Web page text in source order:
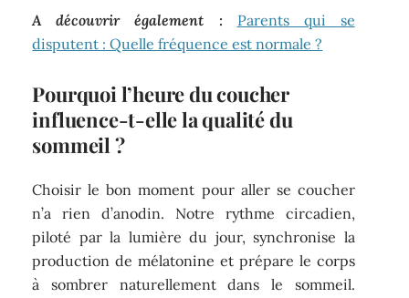
A découvrir également :
Parents qui se
disputent : Quelle fréquence est normale ?
Pourquoi l’heure du coucher
influence-t-elle la qualité du
sommeil ?
Choisir le bon moment pour aller se coucher
n’a rien d’anodin. Notre rythme circadien,
piloté par la lumière du jour, synchronise la
production de mélatonine et prépare le corps
à sombrer naturellement dans le sommeil.